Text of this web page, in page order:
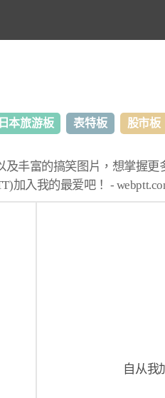
日本旅游板 表特板 股市板
丰富的搞笑图片，想掌握更
加入我的最爱吧！ -
自从我